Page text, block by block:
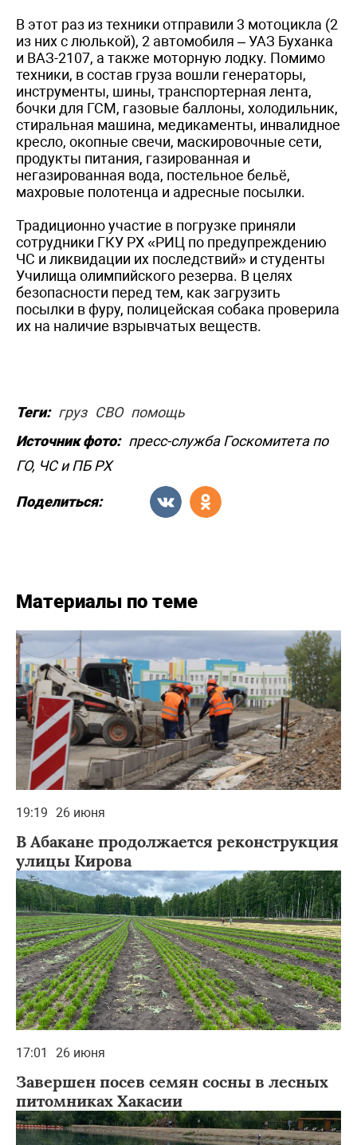
В этот раз из техники отправили 3 мотоцикла (2
из них с люлькой), 2 автомобиля – УАЗ Буханка
и ВАЗ-2107, а также моторную лодку. Помимо
техники, в состав груза вошли генераторы,
инструменты, шины, транспортерная лента,
бочки для ГСМ, газовые баллоны, холодильник,
стиральная машина, медикаменты, инвалидное
кресло, окопные свечи, маскировочные сети,
продукты питания, газированная и
негазированная вода, постельное бельё,
махровые полотенца и адресные посылки.
Традиционно участие в погрузке приняли
сотрудники ГКУ РХ «РИЦ по предупреждению
ЧС и ликвидации их последствий» и студенты
Училища олимпийского резерва. В целях
безопасности перед тем, как загрузить
посылки в фуру, полицейская собака проверила
их на наличие взрывчатых веществ.
Теги: груз СВО помощь
Источник фото: пресс-служба Госкомитета по
ГО, ЧС и ПБ РХ
Поделиться:
Материалы по теме
19:19 26 июня
В Абакане продолжается реконструкция
улицы Кирова
17:01 26 июня
Завершен посев семян сосны в лесных
питомниках Хакасии